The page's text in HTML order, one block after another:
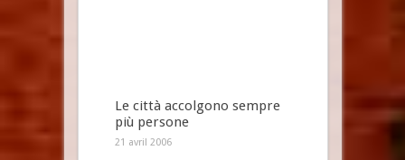
Le città accolgono sempre
più persone
21 avril 2006